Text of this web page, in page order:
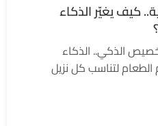
كيف يغيّر الذكاء
الذكي.. الذكاء
لتناسب كل نزيل